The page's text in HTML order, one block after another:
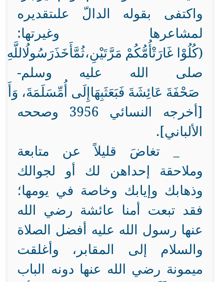
واكتفى بقوله الدالّ علىتقديره
لمشاعرها وغيرتها:
(كُلُوْا غَارَتْأُمُّكُمْ مَرَّتَيْنِ،ثُمَّأَخَذَرَسُولُاللَّهِ
صلى الله عليه وسلم-
صَحْفَةَ عَائِشَةَ فَبَعَثَبِهَاإِلَى أُمِّسَلَمَةَ،
[أخرجه النسائي 3956 وصححه
الألباني].
تغاضَ قليلاً عن متابعة
وملاحقة إحداهن لك أو لجوالك
وذهابك وإيابك وخاصة في يومها؛
فقد تبعت أمنا عائشة رضي الله
عنها رسول الله عليه أفضل الصلاة
والسلام إلى المقابر، وأغلقت
ميمونة رضي الله عنها دونه الباب